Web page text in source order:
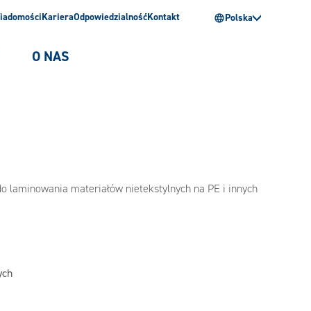
KarieraOdpowiedzialnośćKontakt Polska
O NAS
laminowania materiałów nietekstylnych na PE i innych